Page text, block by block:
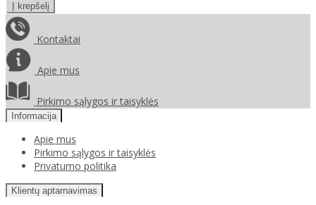
Kontaktai
Apie mus
Pirkimo sąlygos ir taisyklės
Informacija
Apie mus
Pirkimo sąlygos ir taisyklės
Privatumo politika
Klientų aptarnavimas